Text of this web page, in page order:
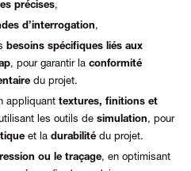
précises,
d’interrogation,
besoins spécifiques liés aux
, pour garantir la conformité
du projet.
appliquant textures, finitions et
les outils de simulation, pour
et la durabilité du projet.
ou le traçage, en optimisant